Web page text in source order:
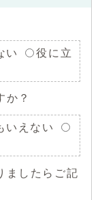
い
役に立
か？
いえない
ましたらご記